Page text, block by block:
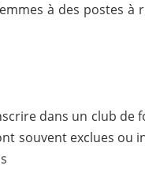
à des postes à
dans un club de
souvent exclues ou